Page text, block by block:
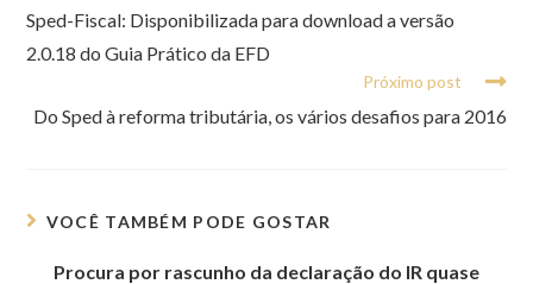
Sped-Fiscal: Disponibilizada para download a versão
2.0.18 do Guia Prático da EFD
Próximo post
Do Sped à reforma tributária, os vários desafios para 2016
VOCÊ TAMBÉM PODE GOSTAR
Procura por rascunho da declaração do IR quase